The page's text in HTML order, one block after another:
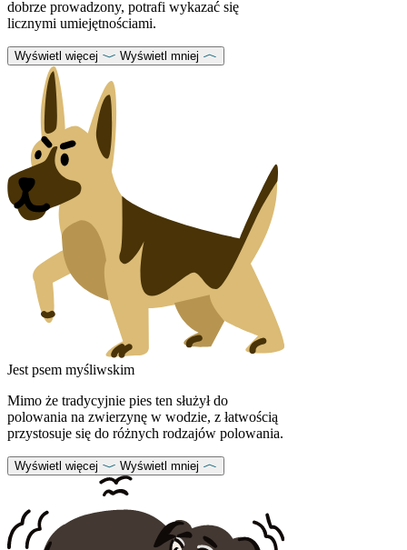
dobrze prowadzony, potrafi wykazać się
licznymi umiejętnościami.
Wyświetl więcej Wyświetl mniej
Jest psem myśliwskim
Mimo że tradycyjnie pies ten służył do
polowania na zwierzynę w wodzie, z łatwością
przystosuje się do różnych rodzajów polowania.
Wyświetl więcej Wyświetl mniej